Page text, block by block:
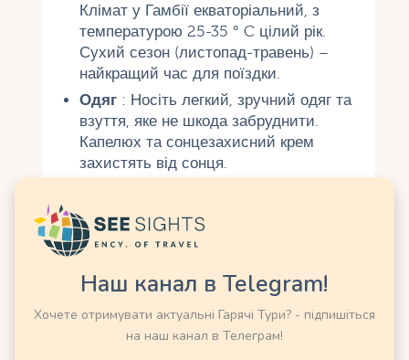
Клімат у Гамбії екваторіальний, з
температурою 25-35 ° C цілий рік.
Сухий сезон (листопад-травень) –
найкращий час для поїздки.
Одяг: Носіть легкий, зручний одяг та
взуття, яке не шкода забруднити.
Капелюх та сонцезахисний крем
захистять від сонця.
Починайте з половини запропонованої
ціни та поступово приходьте до
компромісу. Будьте ввічливі – для
гамбійців торг – це частина
спілкування.
Валюта: Офіційна валюта –
Гамбійський Далас (GMD). Обмінюйте
Наш канал в Telegram!
Хочете отримувати актуальні Гарячі Тури? - підпишіться
на наш канал в Телеграм!